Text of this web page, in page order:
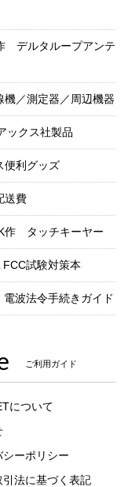
デルタループアンテ
機／測定器／周辺機器
ックス社製品
便利グッズ
送費
作 タッチキーヤー
FCC試験対策本
電波法令手続きガイド
ご利用ガイド
について
シーポリシー
引法に基づく表記